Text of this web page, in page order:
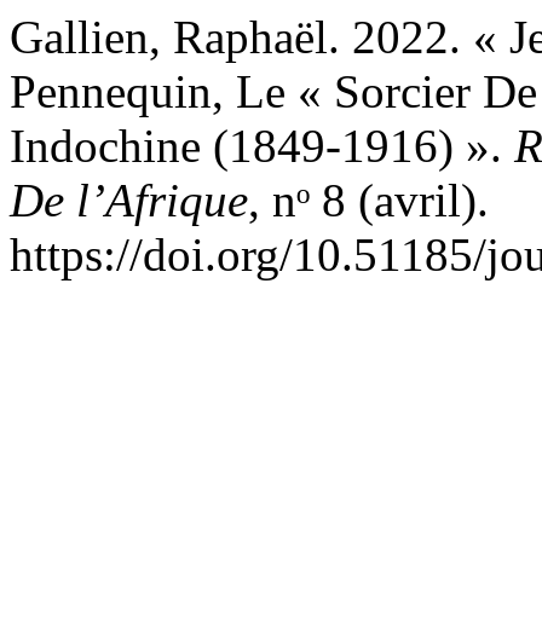
Gallien, Raphaël. 2022. «
Pennequin, Le « Sorcier
Indochine (1849-1916) ».
De l’Afrique, nᵒ 8 (avril).
https://doi.org/10.51185/